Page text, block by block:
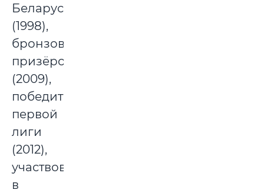
Беларуси
(1998),
бронзовым
призёром
(2009),
победителем
первой
лиги
(2012),
участвовал
в